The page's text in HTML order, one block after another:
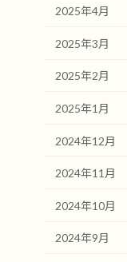
2025年4月
2025年3月
2025年2月
2025年1月
2024年12月
2024年11月
2024年10月
2024年9月